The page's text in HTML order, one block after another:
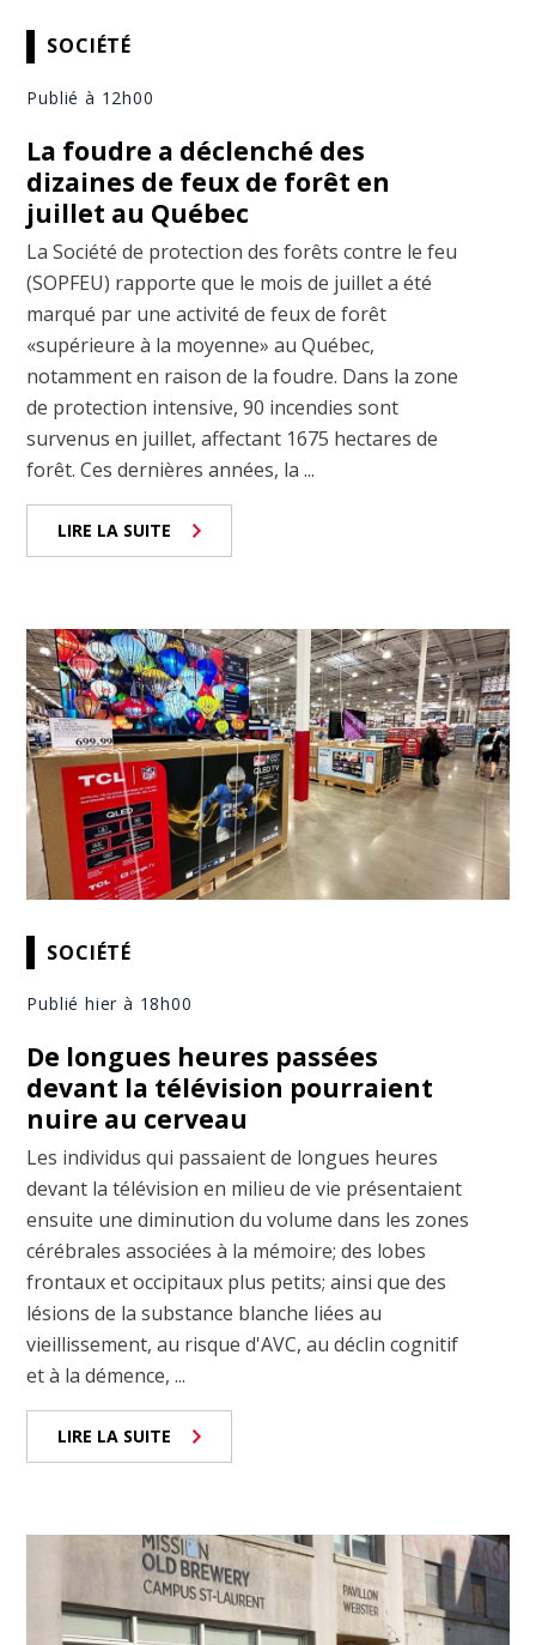
SOCIÉTÉ
Publié à 12h00
La foudre a déclenché des
dizaines de feux de forêt en
juillet au Québec
La Société de protection des forêts contre le feu
(SOPFEU) rapporte que le mois de juillet a été
marqué par une activité de feux de forêt
«supérieure à la moyenne» au Québec,
notamment en raison de la foudre. Dans la zone
de protection intensive, 90 incendies sont
survenus en juillet, affectant 1675 hectares de
forêt. Ces dernières années, la ...
LIRE LA SUITE
SOCIÉTÉ
Publié hier à 18h00
De longues heures passées
devant la télévision pourraient
nuire au cerveau
Les individus qui passaient de longues heures
devant la télévision en milieu de vie présentaient
ensuite une diminution du volume dans les zones
cérébrales associées à la mémoire; des lobes
frontaux et occipitaux plus petits; ainsi que des
lésions de la substance blanche liées au
vieillissement, au risque d'AVC, au déclin cognitif
et à la démence, ...
LIRE LA SUITE